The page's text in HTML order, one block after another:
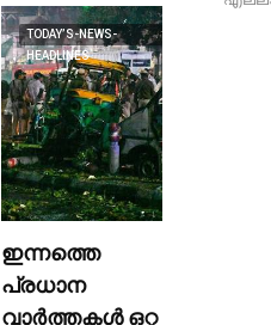
TODAY’S-NEWS-
HEADLINES
ഇന്നത്തെ
പ്രധാന
വാർത്തകൾ ഒറ്റ